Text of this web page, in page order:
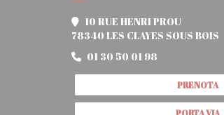
10 RUE HENRI PROU
78340 LES CLAYES SOUS BOIS
01 30 50 01 98
PRENOTA